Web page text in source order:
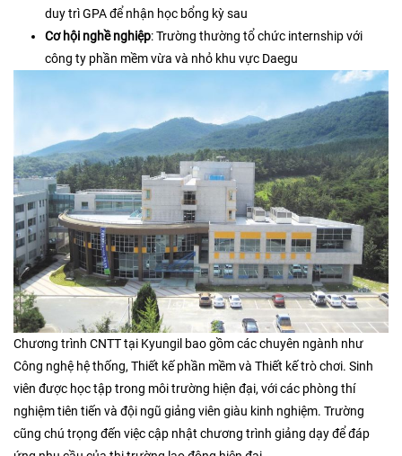
duy trì GPA để nhận học bổng kỳ sau
Cơ hội nghề nghiệp: Trường thường tổ chức internship với
công ty phần mềm vừa và nhỏ khu vực Daegu
Chương trình CNTT tại Kyungil bao gồm các chuyên ngành như
Công nghệ hệ thống, Thiết kế phần mềm và Thiết kế trò chơi. Sinh
viên được học tập trong môi trường hiện đại, với các phòng thí
nghiệm tiên tiến và đội ngũ giảng viên giàu kinh nghiệm. Trường
cũng chú trọng đến việc cập nhật chương trình giảng dạy để đáp